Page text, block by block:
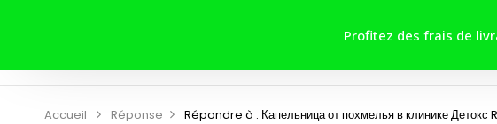
Profitez des frais de
A PROPOS DE NOUS BOUTIQUE
Accueil Réponse Répondre à : Капельница от похмелья в клинике Детокс